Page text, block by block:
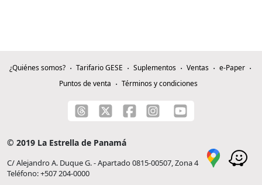
¿Quiénes somos? Tarifario GESE Suplementos Ventas
e-Paper
Puntos de venta
Términos y condiciones
© 2019 La Estrella de Panamá
C/ Alejandro A. Duque G. - Apartado 0815-00507, Zona 4
Teléfono: +507 204-0000